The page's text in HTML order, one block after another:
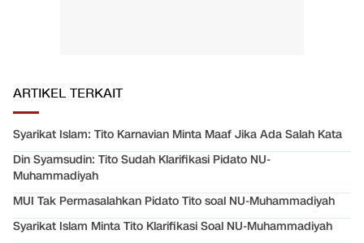
ARTIKEL TERKAIT
Syarikat Islam: Tito Karnavian Minta Maaf Jika Ada Salah Kata
Din Syamsudin: Tito Sudah Klarifikasi Pidato NU-
Muhammadiyah
MUI Tak Permasalahkan Pidato Tito soal NU-Muhammadiyah
Syarikat Islam Minta Tito Klarifikasi Soal NU-Muhammadiyah